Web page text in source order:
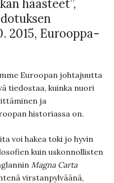
haasteet”,
2015, Eurooppa-
Euroopan johtajuutta
tiedostaa, kuinka nuori
ja
historiassa on.
voi hakea toki jo hyvin
kuin uskonnollisten
Magna Carta
virstanpylväänä,